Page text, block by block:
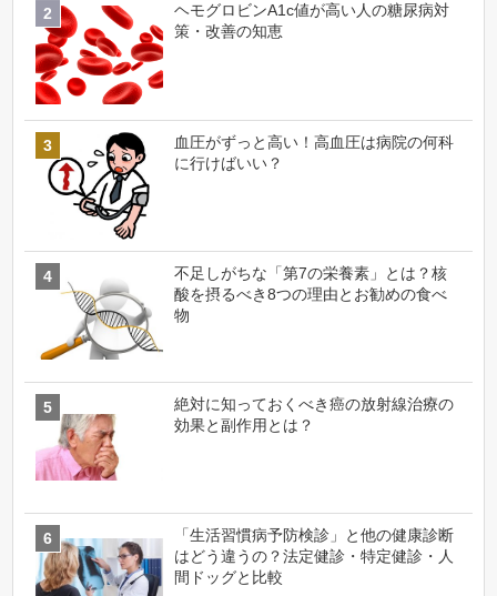
ヘモグロビンA1c値が高い人の糖尿病対
策・改善の知恵
血圧がずっと高い！高血圧は病院の何科
に行けばいい？
不足しがちな「第7の栄養素」とは？核
酸を摂るべき8つの理由とお勧めの食べ
物
絶対に知っておくべき癌の放射線治療の
効果と副作用とは？
「生活習慣病予防検診」と他の健康診断
はどう違うの？法定健診・特定健診・人
間ドッグと比較